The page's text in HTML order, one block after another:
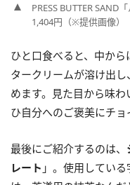
PRESS BUTTER
1,404円（※提供画像）
ひと口食べると、中か
タークリームが溶け出
めます。見た目から味
ひ自分へのご褒美にチョ
最後にご紹介するのは、
レート 」。使用してい